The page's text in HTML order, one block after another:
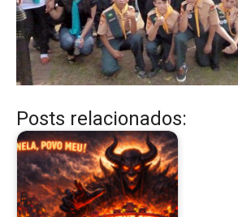
Posts relacionados: